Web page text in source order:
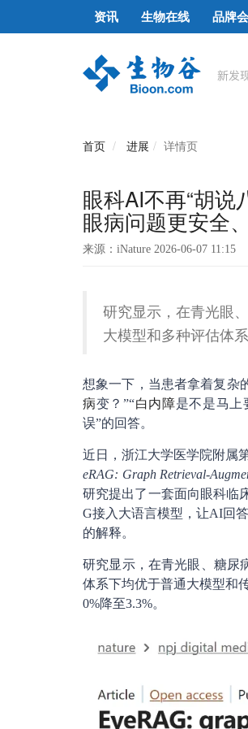
资讯 生物在线 品牌
首页 进展 详情页
眼科AI不再“胡说
眼病问题更安全
来源：iNature 2026-06-07 11:15
研究显示，在青光眼
大模型和多种评估体
想象一下，当患者拿着复杂
病变？”“白内障是不是马上
误”的回答。
近日，浙江大学医学院附属
eRAG: Graph Retrieval-
研究提出了一套面向眼科临
G接入大语言模型，让AI回
的解释。
研究显示，在青光眼、糖尿
体系下均优于普通大模型和
0%降至3.3%。